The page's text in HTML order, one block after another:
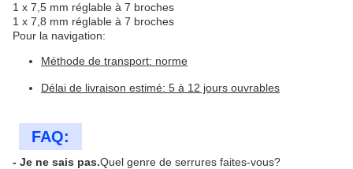
1 x 7,5 mm réglable à 7 broches
1 x 7,8 mm réglable à 7 broches
Pour la navigation:
Méthode de transport: norme
Délai de livraison estimé: 5 à 12 jours ouvrables
FAQ:
- Je ne sais pas.Quel genre de serrures faites-vous?